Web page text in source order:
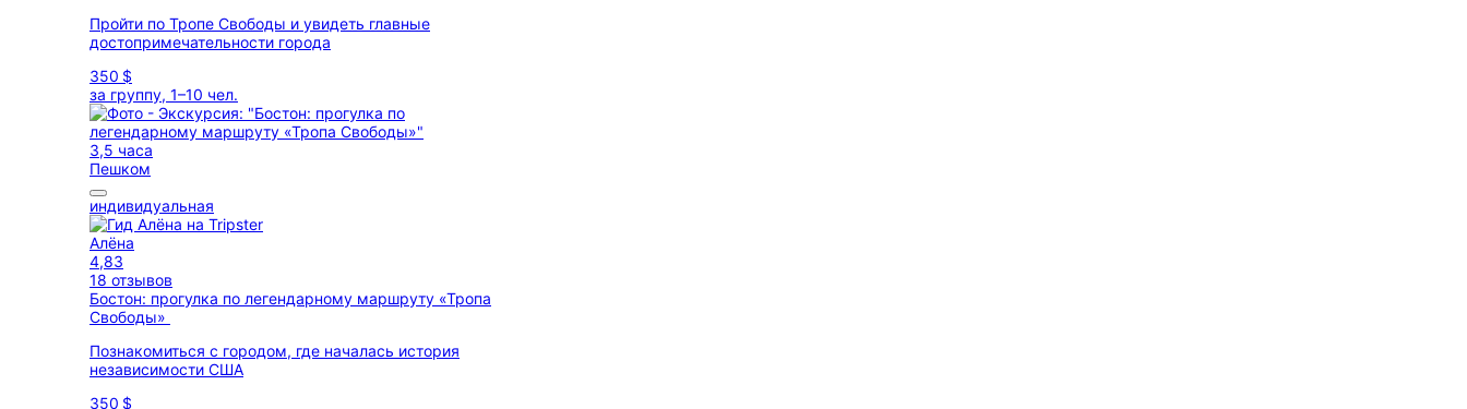
Пройти по Тропе Свободы и увидеть главные
достопримечательности города
350 $
за группу, 1–10 чел.
3,5 часа
Пешком
индивидуальная
Алёна
4,83
18 отзывов
Бостон: прогулка по легендарному маршруту «Тропа
Свободы»
Познакомиться с городом, где началась история
независимости США
350 $